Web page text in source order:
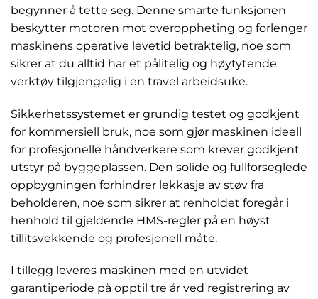
begynner å tette seg. Denne smarte funksjonen
beskytter motoren mot overoppheting og forlenger
maskinens operative levetid betraktelig, noe som
sikrer at du alltid har et pålitelig og høytytende
verktøy tilgjengelig i en travel arbeidsuke.
Sikkerhetssystemet er grundig testet og godkjent
for kommersiell bruk, noe som gjør maskinen ideell
for profesjonelle håndverkere som krever godkjent
utstyr på byggeplassen. Den solide og fullforseglede
oppbygningen forhindrer lekkasje av støv fra
beholderen, noe som sikrer at renholdet foregår i
henhold til gjeldende HMS-regler på en høyst
tillitsvekkende og profesjonell måte.
I tillegg leveres maskinen med en utvidet
garantiperiode på opptil tre år ved registrering av